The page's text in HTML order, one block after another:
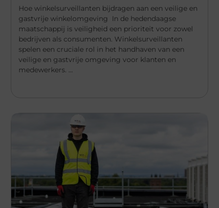
Hoe winkelsurveillanten bijdragen aan een veilige en
gastvrije winkelomgeving In de hedendaagse
maatschappij is veiligheid een prioriteit voor zowel
bedrijven als consumenten. Winkelsurveillanten
spelen een cruciale rol in het handhaven van een
veilige en gastvrije omgeving voor klanten en
medewerkers. ...